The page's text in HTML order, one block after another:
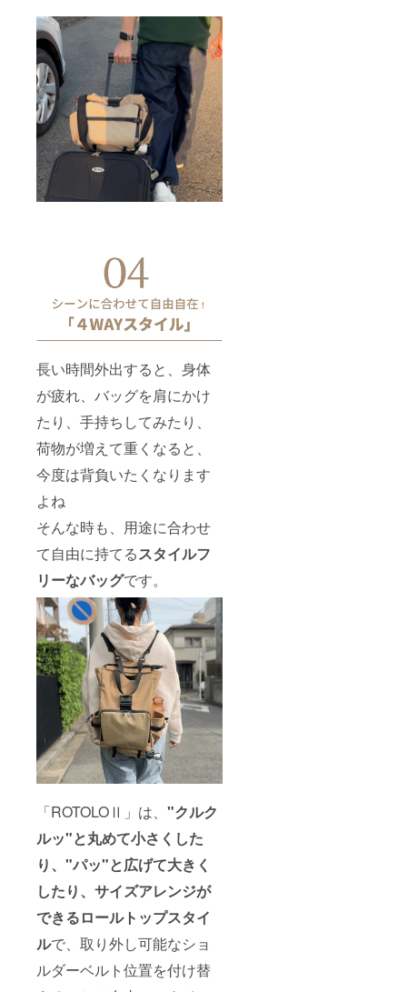
長い時間外出すると、身体
が疲れ、バッグを肩にかけ
たり、手持ちしてみたり、
荷物が増えて重くなると、
今度は背負いたくなります
よね
そんな時も、用途に合わせ
て自由に持てるスタイルフ
リーなバッグです。
「ROTOLOⅡ」は、 "クルク
ルッ"と丸めて小さくした
り、"パッ"と広げて大きく
したり、 サイズアレンジが
できるロールトップスタイ
ルで、取り外し可能なショ
ルダーベルト位置を付け替